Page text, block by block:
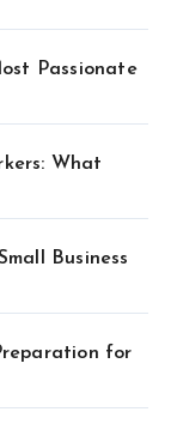
Passionate
What
Business
for